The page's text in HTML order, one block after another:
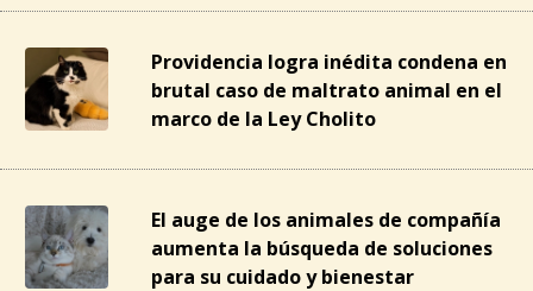
Providencia logra inédita condena en
brutal caso de maltrato animal en el
marco de la Ley Cholito
El auge de los animales de compañía
aumenta la búsqueda de soluciones
para su cuidado y bienestar